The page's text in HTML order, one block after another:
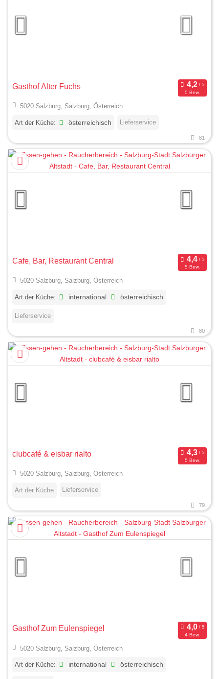
Gasthof Alter Fuchs
5 Bew.
5020 Salzburg, Salzburg, Österreich
Art der Küche: österreichisch Lieferservice
81
Cafe, Bar, Restaurant Central
5 Bew.
5020 Salzburg, Salzburg, Österreich
Art der Küche: international österreichisch
Lieferservice
80
clubcafé & eisbar rialto
5 Bew.
5020 Salzburg, Salzburg, Österreich
Art der Küche Lieferservice
79
Gasthof Zum Eulenspiegel
4 Bew.
5020 Salzburg, Salzburg, Österreich
Art der Küche: international österreichisch